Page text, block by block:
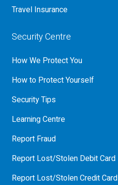
Travel Insurance
Security Centre
How We Protect You
How to Protect Yourself
Security Tips
Learning Centre
Report Fraud
Report Lost/Stolen Debit Card
Report Lost/Stolen Credit Card